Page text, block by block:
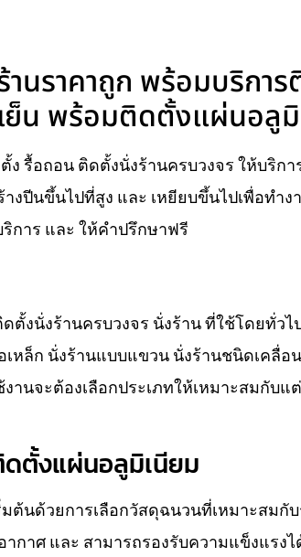
นราคาถูก พร้อมบริกา
ย็น พร้อมติดตั้งแผ่นอลู
รื้อถอน ติดตั้งนั่งร้านครบวงจร ให้บริก
ปีนขึ้นไปที่สูง และ เหยียบขึ้นไปเพื่อทำ
การ และ ให้คำปรึกษาฟรี
งนั่งร้านครบวงจร นั่งร้าน ที่ใช้โดยทั่วไ
เหล็ก นั่งร้านแบบแขวน นั่งร้านชนิดเคลื่
นจะต้องเลือกประเภทให้เหมาะสมกับแ
ดตั้งแผ่นอลูมิเนียม
นด้วยการเลือกวัสดุฉนวนที่เหมาะสมกั
าศ และ สามารถรองรับความแข็งแรงไ